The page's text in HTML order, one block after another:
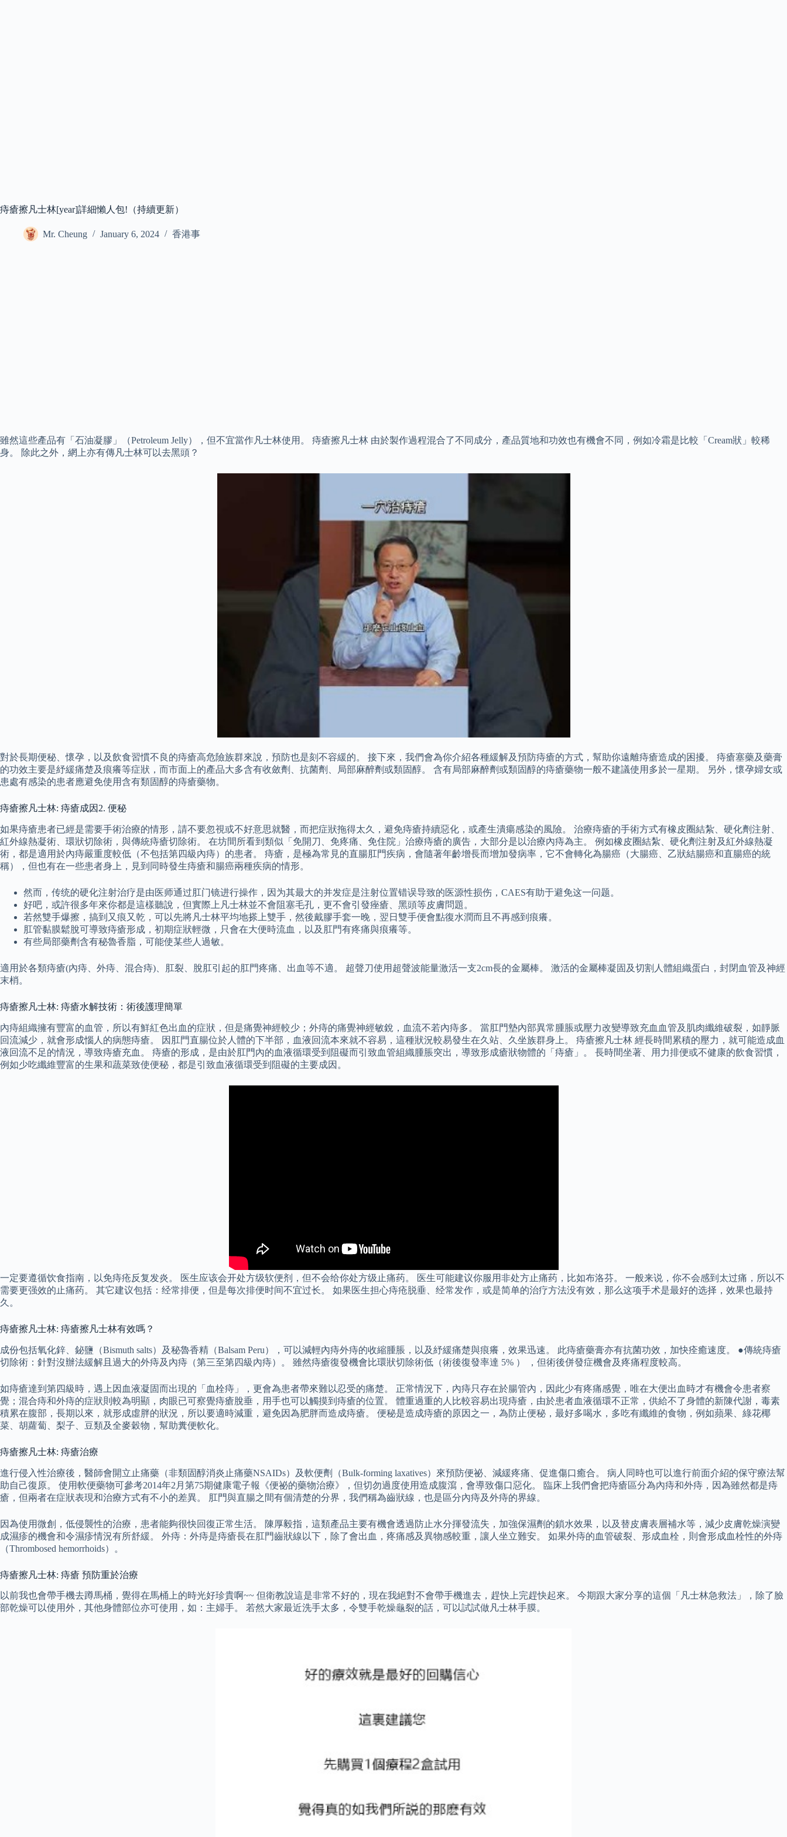
痔瘡擦凡士林[year]詳細懶人包!（持續更新）
Mr. Cheung January 6, 2024 香港事
雖然這些產品有「石油凝膠」（Petroleum Jelly），但不宜當作凡士林使用。 痔瘡擦凡士林 由於製作過程混合了不同成分，產品質地和功效也有機會不同，例如冷霜是比較「Cream狀」較稀
身。 除此之外，網上亦有傳凡士林可以去黑頭？
對於長期便秘、懷孕，以及飲食習慣不良的痔瘡高危險族群來說，預防也是刻不容緩的。 接下來，我們會為你介紹各種緩解及預防痔瘡的方式，幫助你遠離痔瘡造成的困擾。 痔瘡塞藥及藥膏
的功效主要是紓緩痛楚及痕癢等症狀，而市面上的產品大多含有收斂劑、抗菌劑、局部麻醉劑或類固醇。 含有局部麻醉劑或類固醇的痔瘡藥物一般不建議使用多於一星期。 另外，懷孕婦女或
患處有感染的患者應避免使用含有類固醇的痔瘡藥物。
痔瘡擦凡士林: 痔瘡成因2. 便秘
如果痔瘡患者已經是需要手術治療的情形，請不要忽視或不好意思就醫，而把症狀拖得太久，避免痔瘡持續惡化，或產生潰瘍感染的風險。 治療痔瘡的手術方式有橡皮圈結紮、硬化劑注射、
紅外線熱凝術、環狀切除術，與傳統痔瘡切除術。 在坊間所看到類似「免開刀、免疼痛、免住院」治療痔瘡的廣告，大部分是以治療內痔為主。 例如橡皮圈結紮、硬化劑注射及紅外線熱凝
術，都是適用於內痔嚴重度較低（不包括第四級內痔）的患者。 痔瘡，是極為常見的直腸肛門疾病，會隨著年齡增長而增加發病率，它不會轉化為腸癌（大腸癌、乙狀結腸癌和直腸癌的統
稱），但也有在一些患者身上，見到同時發生痔瘡和腸癌兩種疾病的情形。
然而，传统的硬化注射治疗是由医师通过肛门镜进行操作，因为其最大的并发症是注射位置错误导致的医源性损伤，CAES有助于避免这一问题。
好吧，或許很多年來你都是這樣聽說，但實際上凡士林並不會阻塞毛孔，更不會引發痤瘡、黑頭等皮膚問題。
若然雙手爆擦，搞到又痕又乾，可以先將凡士林平均地搽上雙手，然後戴膠手套一晚，翌日雙手便會點復水潤而且不再感到痕癢。
肛管黏膜鬆脫可導致痔瘡形成，初期症狀輕微，只會在大便時流血，以及肛門有疼痛與痕癢等。
有些局部藥劑含有秘魯香脂，可能使某些人過敏。
適用於各類痔瘡(內痔、外痔、混合痔)、肛裂、脫肛引起的肛門疼痛、出血等不適。 超聲刀使用超聲波能量激活一支2cm長的金屬棒。 激活的金屬棒凝固及切割人體組織蛋白，封閉血管及神經
末梢。
痔瘡擦凡士林: 痔瘡水解技術：術後護理簡單
內痔組織擁有豐富的血管，所以有鮮紅色出血的症狀，但是痛覺神經較少；外痔的痛覺神經敏銳，血流不若內痔多。 當肛門墊內部異常腫脹或壓力改變導致充血血管及肌肉纖維破裂，如靜脈
回流減少，就會形成惱人的病態痔瘡。 因肛門直腸位於人體的下半部，血液回流本來就不容易，這種狀況較易發生在久站、久坐族群身上。 痔瘡擦凡士林 經長時間累積的壓力，就可能造成血
液回流不足的情況，導致痔瘡充血。 痔瘡的形成，是由於肛門內的血液循環受到阻礙而引致血管組織腫脹突出，導致形成瘡狀物體的「痔瘡」。 長時間坐著、用力排便或不健康的飲食習慣，
例如少吃纖維豐富的生果和蔬菜致使便秘，都是引致血液循環受到阻礙的主要成因。
一定要遵循饮食指南，以免痔疮反复发炎。 医生应该会开处方级软便剂，但不会给你处方级止痛药。 医生可能建议你服用非处方止痛药，比如布洛芬。 一般来说，你不会感到太过痛，所以不
需要更强效的止痛药。 其它建议包括：经常排便，但是每次排便时间不宜过长。 如果医生担心痔疮脱垂、经常发作，或是简单的治疗方法没有效，那么这项手术是最好的选择，效果也最持
久。
痔瘡擦凡士林: 痔瘡擦凡士林有效嗎？
成份包括氧化鋅、鉍鹽（Bismuth salts）及秘魯香精（Balsam Peru），可以減輕內痔外痔的收縮腫脹，以及紓緩痛楚與痕癢，效果迅速。 此痔瘡藥膏亦有抗菌功效，加快痊癒速度。 ●傳統痔瘡
切除術：針對沒辦法緩解且過大的外痔及內痔（第三至第四級內痔）。 雖然痔瘡復發機會比環狀切除術低（術後復發率達 5% ） ，但術後併發症機會及疼痛程度較高。
如痔瘡達到第四級時，遇上因血液凝固而出現的「血栓痔」，更會為患者帶來難以忍受的痛楚。 正常情況下，內痔只存在於腸管內，因此少有疼痛感覺，唯在大便出血時才有機會令患者察
覺；混合痔和外痔的症狀則較為明顯，肉眼已可察覺痔瘡脫垂，用手也可以觸摸到痔瘡的位置。 體重過重的人比較容易出現痔瘡，由於患者血液循環不正常，供給不了身體的新陳代謝，毒素
積累在腹部，長期以來，就形成虛胖的狀況，所以要適時減重，避免因為肥胖而造成痔瘡。 便秘是造成痔瘡的原因之一，為防止便秘，最好多喝水，多吃有纖維的食物，例如蘋果、綠花椰
菜、胡蘿蔔、梨子、豆類及全麥穀物，幫助糞便軟化。
痔瘡擦凡士林: 痔瘡治療
進行侵入性治療後，醫師會開立止痛藥（非類固醇消炎止痛藥NSAIDs）及軟便劑（Bulk-forming laxatives）來預防便祕、減緩疼痛、促進傷口癒合。 病人同時也可以進行前面介紹的保守療法幫
助自己復原。 使用軟便藥物可參考2014年2月第75期健康電子報《便祕的藥物治療》，但切勿過度使用造成腹瀉，會導致傷口惡化。 臨床上我們會把痔瘡區分為內痔和外痔，因為雖然都是痔
瘡，但兩者在症狀表現和治療方式有不小的差異。 肛門與直腸之間有個清楚的分界，我們稱為齒狀線，也是區分內痔及外痔的界線。
因為使用微創，低侵襲性的治療，患者能夠很快回復正常生活。 陳厚毅指，這類產品主要有機會透過防止水分揮發流失，加強保濕劑的鎖水效果，以及替皮膚表層補水等，減少皮膚乾燥演變
成濕疹的機會和令濕疹情況有所舒緩。 外痔：外痔是痔瘡長在肛門齒狀線以下，除了會出血，疼痛感及異物感較重，讓人坐立難安。 如果外痔的血管破裂、形成血栓，則會形成血栓性的外痔
（Thrombosed hemorrhoids）。
痔瘡擦凡士林: 痔瘡 預防重於治療
以前我也會帶手機去蹲馬桶，覺得在馬桶上的時光好珍貴啊~~ 但衛教說這是非常不好的，現在我絕對不會帶手機進去，趕快上完趕快起來。 今期跟大家分享的這個「凡士林急救法」，除了臉
部乾燥可以使用外，其他身體部位亦可使用，如：主婦手。 若然大家最近洗手太多，令雙手乾燥龜裂的話，可以試試做凡士林手膜。